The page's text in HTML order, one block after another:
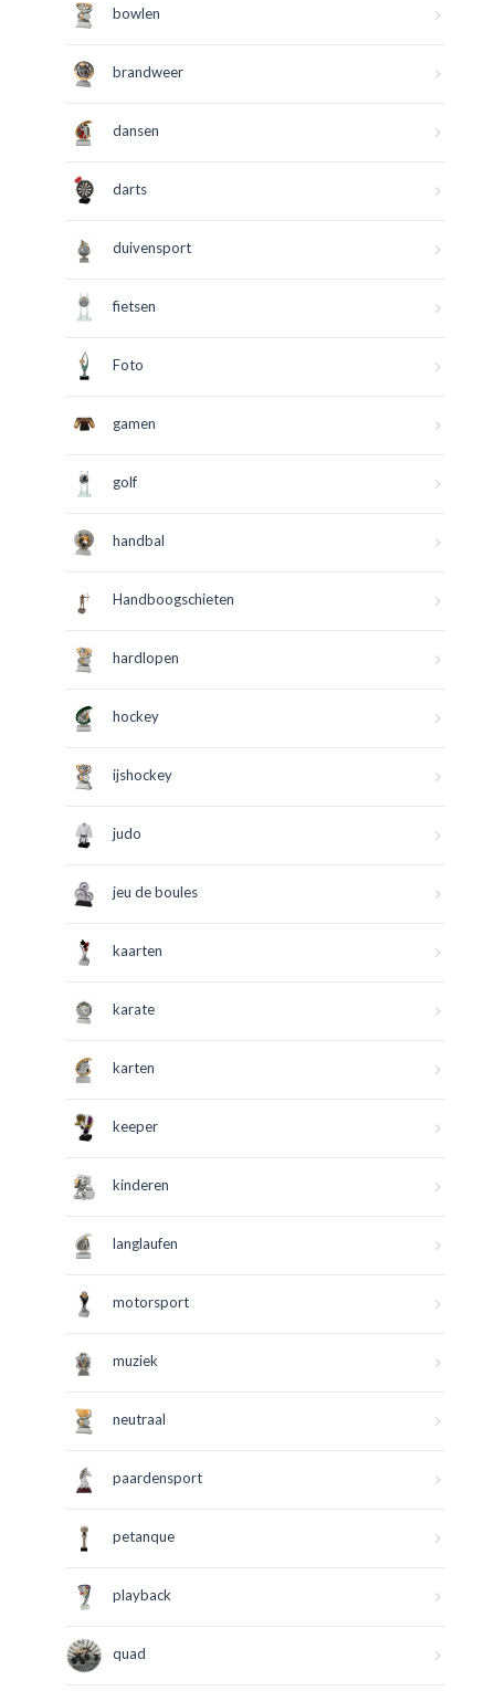
bowlen
brandweer
dansen
darts
duivensport
fietsen
Foto
gamen
golf
handbal
Handboogschieten
hardlopen
hockey
ijshockey
judo
jeu de boules
kaarten
karate
karten
keeper
kinderen
langlaufen
motorsport
muziek
neutraal
paardensport
petanque
playback
quad